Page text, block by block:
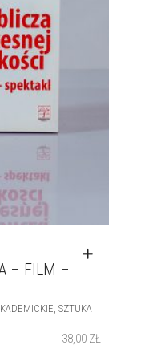
– FILM –
SZTUKA
38,00ZŁ